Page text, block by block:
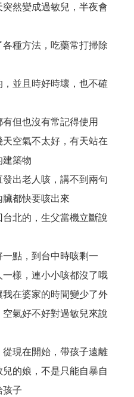
然變成過敏兒，半夜會
種方法，吃藥常打掃除
並且時好時壞，也不確
但也沒有常記得使用
空氣不太好，有天站在
建築物
出老人咳，講不到兩句
都快要咳出來
北的，生父當機立斷說
一點，到台中時咳剩一
樣，連小小咳都沒了哦
在婆家的時間變少了外
空氣好不好對過敏兒來說
現在開始，帶孩子遠離
的娘，不是只能自暴自
孩子